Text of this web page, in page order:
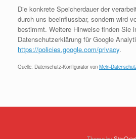
Die konkrete Speicherdauer der
durch uns beeinflussbar, sondern wird
bestimmt. Weitere Hinweise finden Sie
Datenschutzerklärung für Google
https://policies.google.com/privacy.
Quelle: Datenschutz-Konfigurator von Mein-